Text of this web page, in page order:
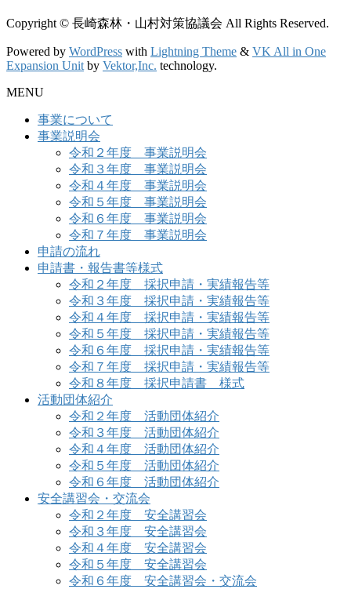
Copyright © 長崎森林・山村対策協議会 All Rights Reserved.
Powered by WordPress with Lightning Theme & VK All in One
Expansion Unit by Vektor,Inc. technology.
MENU
事業について
事業説明会
令和２年度 事業説明会
令和３年度 事業説明会
令和４年度 事業説明会
令和５年度 事業説明会
令和６年度 事業説明会
令和７年度 事業説明会
申請の流れ
申請書・報告書等様式
令和２年度 採択申請・実績報告等
令和３年度 採択申請・実績報告等
令和４年度 採択申請・実績報告等
令和５年度 採択申請・実績報告等
令和６年度 採択申請・実績報告等
令和７年度 採択申請・実績報告等
令和８年度 採択申請書 様式
活動団体紹介
令和２年度 活動団体紹介
令和３年度 活動団体紹介
令和４年度 活動団体紹介
令和５年度 活動団体紹介
令和６年度 活動団体紹介
安全講習会・交流会
令和２年度 安全講習会
令和３年度 安全講習会
令和４年度 安全講習会
令和５年度 安全講習会
令和６年度 安全講習会・交流会